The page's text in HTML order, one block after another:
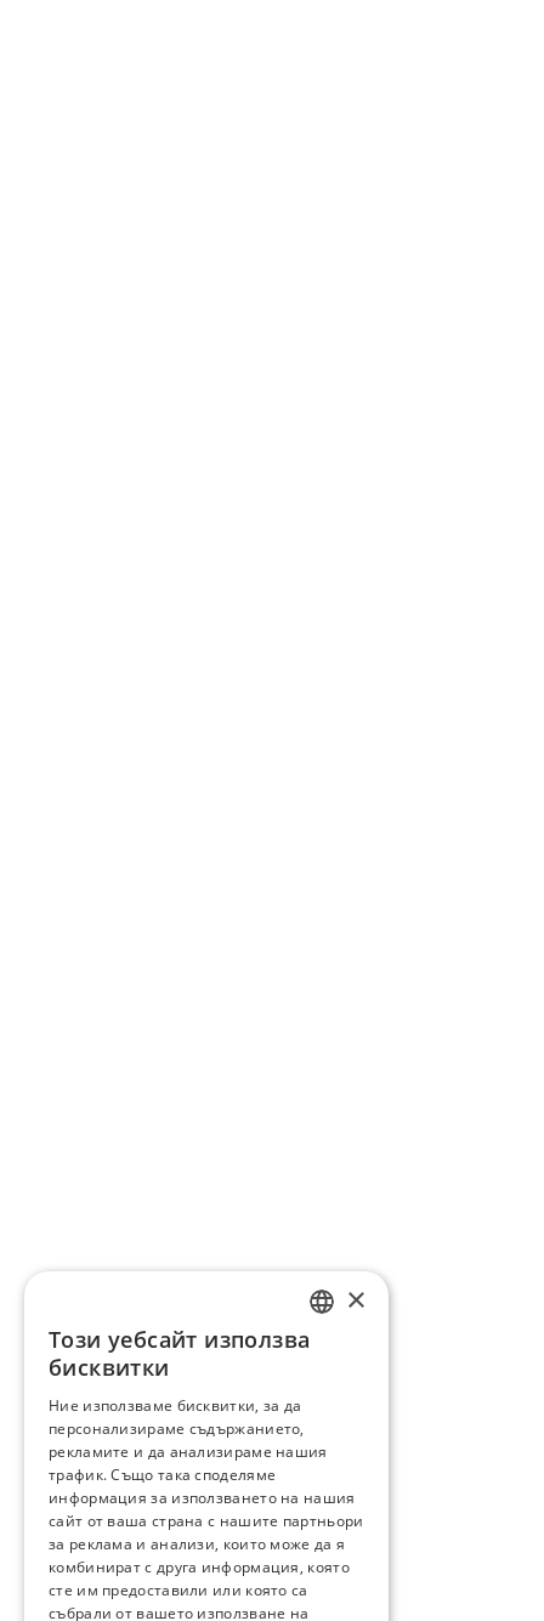
×
Този уебсайт използва
бисквитки
Ние използваме бисквитки, за да
персонализираме съдържанието,
рекламите и да анализираме нашия
трафик. Също така споделяме
информация за използването на нашия
сайт от ваша страна с нашите партньори
за реклама и анализи, които може да я
комбинират с друга информация, която
сте им предоставили или която са
събрали от вашето използване на